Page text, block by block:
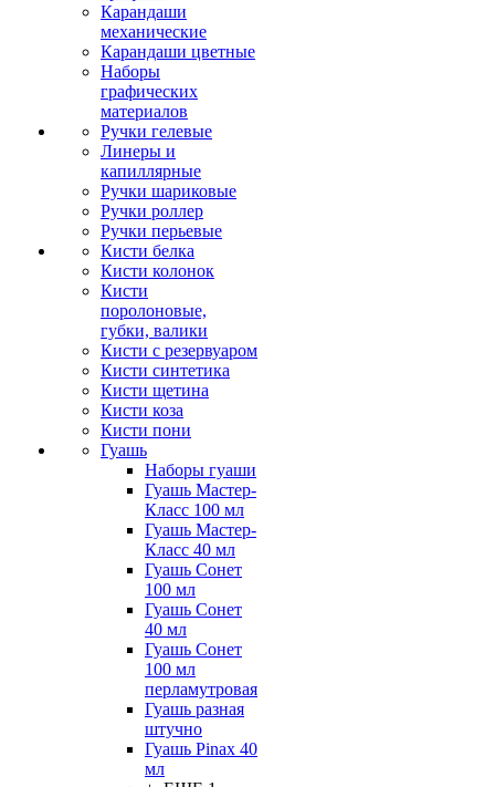
Карандаши
механические
Карандаши цветные
Наборы
графических
материалов
Ручки гелевые
Линеры и
капиллярные
Ручки шариковые
Ручки роллер
Ручки перьевые
Кисти белка
Кисти колонок
Кисти
поролоновые,
губки, валики
Кисти с резервуаром
Кисти синтетика
Кисти щетина
Кисти коза
Кисти пони
Гуашь
Наборы гуаши
Гуашь Мастер-
Класс 100 мл
Гуашь Мастер-
Класс 40 мл
Гуашь Сонет
100 мл
Гуашь Сонет
40 мл
Гуашь Сонет
100 мл
перламутровая
Гуашь разная
штучно
Гуашь Pinax 40
мл